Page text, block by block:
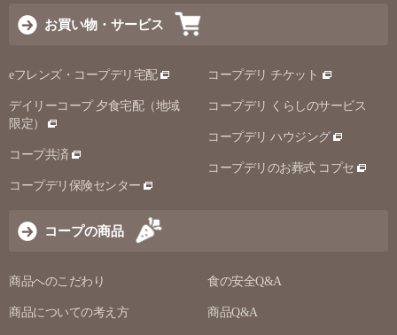
お買い物・サービス
eフレンズ・コープデリ宅配
デイリーコープ 夕食宅配（地域
限定）
コープ共済
コープデリ保険センター
コープデリ チケット
コープデリ くらしのサービス
コープデリ ハウジング
コープデリのお葬式 コプセ
コープの商品
商品へのこだわり
商品についての考え方
食の安全Q&A
商品Q&A